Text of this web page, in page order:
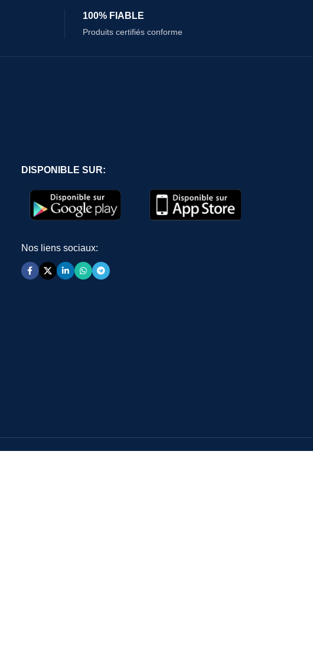
100% FIABLE
Produits certifiés conforme
DISPONIBLE SUR:
Nos liens sociaux: